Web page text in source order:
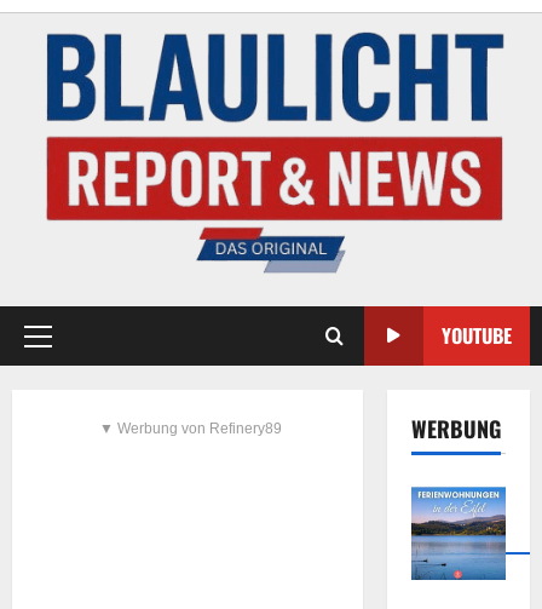
YOUTUBE
▼ Werbung von Refinery89 WERBUNG